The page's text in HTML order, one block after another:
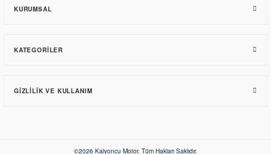
KURUMSAL
KATEGORILER
GIZLILIK VE KULLANIM
©2026 Kalyoncu Motor. Tüm Hakları Saklıdır.